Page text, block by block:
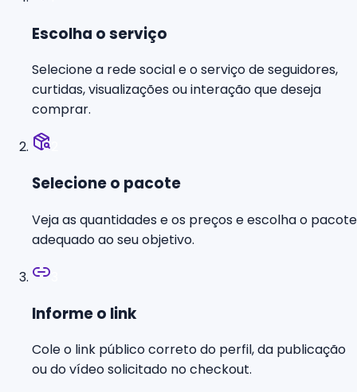
Escolha o serviço
Selecione a rede social e o serviço de seguidores,
curtidas, visualizações ou interação que deseja
comprar.
Selecione o pacote
Veja as quantidades e os preços e escolha o pacote
adequado ao seu objetivo.
Informe o link
Cole o link público correto do perfil, da publicação
ou do vídeo solicitado no checkout.